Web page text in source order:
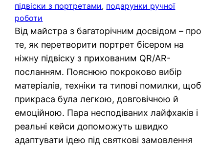
підвіски з портретами, подарунки ручної
роботи
Від майстра з багаторічним досвідом – про
те, як перетворити портрет бісером на
ніжну підвіску з прихованим QR/AR-
посланням. Пояснюю покроково вибір
матеріалів, техніки та типові помилки, щоб
прикраса була легкою, довговічною й
емоційною. Пара несподіваних лайфхаків і
реальні кейси допоможуть швидко
адаптувати ідею під святкові замовлення